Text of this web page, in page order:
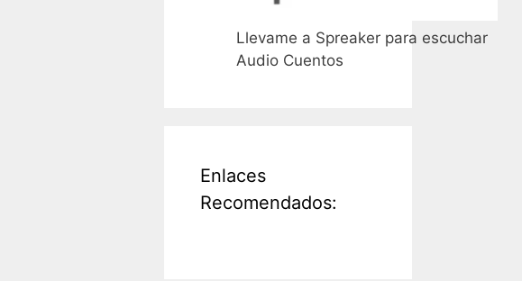
Llevame a Spreaker para escuchar
Audio Cuentos
Enlaces
Recomendados: